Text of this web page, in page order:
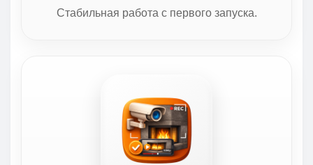
Стабильная работа с первого запуска.